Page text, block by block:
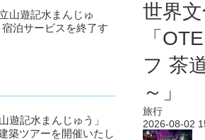
山遊記水まんじゅ
泊サービスを終了す
遊記水まんじゅう」
築ツアーを開催いたし
世界
「
フ 茶
～」
旅行
2026-08-02